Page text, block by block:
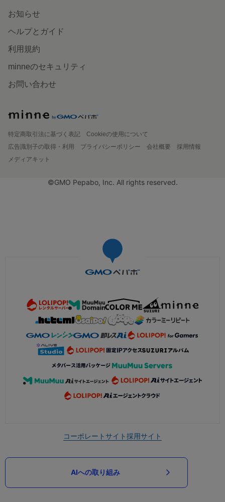
お知らせ
ヘルプとガイド
利用規約
minneのセキュリティ
お問い合わせ
特定商取引法に基づく表記
Cookieの使用について
広告識別子の取得・利用
プライバシーポリシー 会社概要
採用情報
メディアキット
©GMO Pepabo, Inc. All rights reserved.
コーポレートサイト採用サイト
AIへの取り組み